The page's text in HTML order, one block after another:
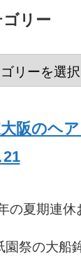
ゴリー
阪のヘ
の夏期連休
園祭の大船